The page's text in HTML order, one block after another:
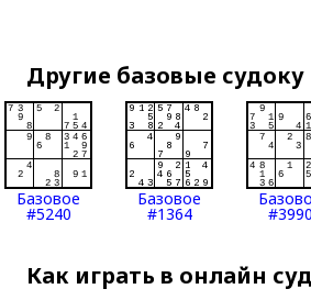
Другие базовые судоку
Базовое
#5240
Базовое
#1364 #3990
Как играть в онлайн